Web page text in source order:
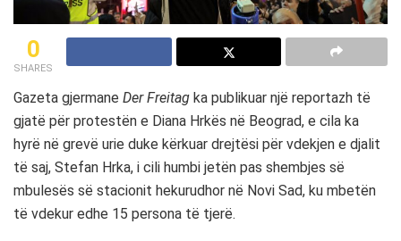
0
SHARES
Gazeta gjermane Der Freitag ka publikuar një reportazh të
gjatë për protestën e Dianа Hrkës në Beograd, e cila ka
hyrë në grevë urie duke kërkuar drejtësi për vdekjen e djalit
të saj, Stefan Hrka, i cili humbi jetën pas shembjes së
mbulesës së stacionit hekurudhor në Novi Sad, ku mbetën
të vdekur edhe 15 persona të tjerë.